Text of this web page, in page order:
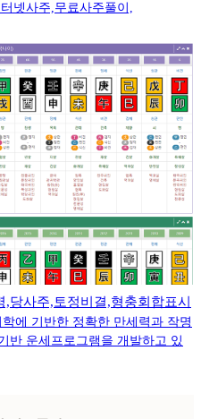
넷사주,무료사주풀이,
당사주,토정비결,형충회합표시
에 기반한 정확한 만세력과 작명
반 운세프로그램을 개발하고 있